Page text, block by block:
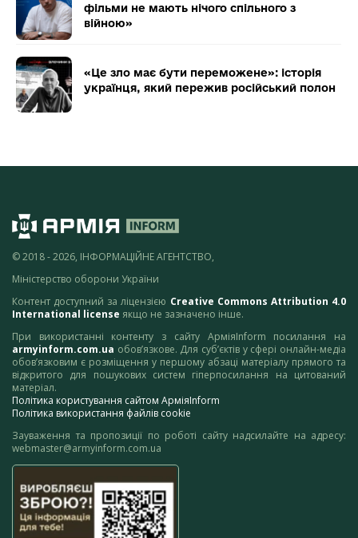
фільми не мають нічого спільного з
війною»
«Це зло має бути переможене»: історія
українця, який пережив російський полон
© 2018 - 2026, ІНФОРМАЦІЙНЕ АГЕНТСТВО,
Міністерство оборони України
Контент доступний за ліцензією Creative Commons Attribution 4.0
International license якщо не зазначено інше.
При використанні контенту з сайту АрміяInform посилання на
armyinform.com.ua обов’язкове. Для суб’єктів у сфері онлайн-медіа
обов’язковим є розміщення у першому абзаці матеріалу прямого та
відкритого для пошукових систем гіперпосилання на цитований
матеріал.
Політика користування сайтом АрміяInform
Політика використання файлів cookie
Зауваження та пропозиції по роботі сайту надсилайте на адресу:
webmaster@armyinform.com.ua